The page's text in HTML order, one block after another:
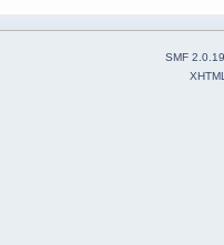
SMF 2.0.19